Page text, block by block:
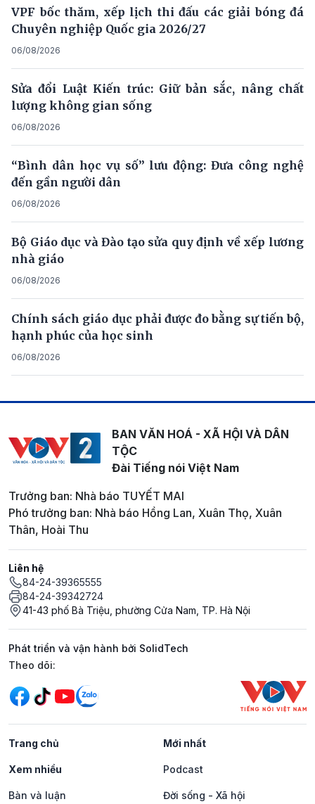
VPF bốc thăm, xếp lịch thi đấu các giải bóng đá
Chuyên nghiệp Quốc gia 2026/27
06/08/2026
Sửa đổi Luật Kiến trúc: Giữ bản sắc, nâng chất
lượng không gian sống
06/08/2026
“Bình dân học vụ số” lưu động: Đưa công nghệ
đến gần người dân
06/08/2026
Bộ Giáo dục và Đào tạo sửa quy định về xếp lương
nhà giáo
06/08/2026
Chính sách giáo dục phải được đo bằng sự tiến bộ,
hạnh phúc của học sinh
06/08/2026
BAN VĂN HOÁ - XÃ HỘI VÀ DÂN
TỘC
Đài Tiếng nói Việt Nam
Trưởng ban: Nhà báo TUYẾT MAI
Phó trưởng ban: Nhà báo Hồng Lan, Xuân Thọ, Xuân
Thân, Hoài Thu
Liên hệ
84-24-39365555
84-24-39342724
41-43 phố Bà Triệu, phường Cửa Nam, TP. Hà Nội
Phát triển và vận hành bởi SolidTech
Mạng xã hội
Theo dõi:
Trang chủ Mới nhất
Xem nhiều Podcast
Bàn và luận Đời sống - Xã hội